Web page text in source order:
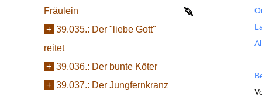
Fräulein
+ 39.035.: Der "liebe Gott"
reitet
+ 39.036.: Der bunte Köter
+ 39.037.: Der Jungfernkranz